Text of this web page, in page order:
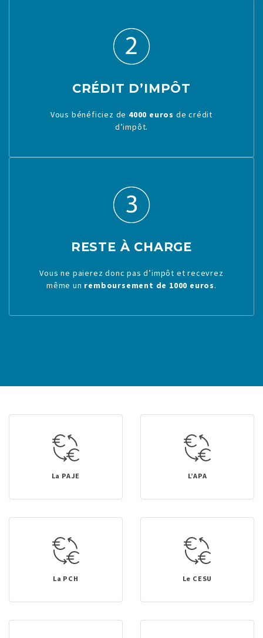
CRÉDIT D’IMPÔT
Vous bénéficiez de 4000 euros de crédit
d’impôt.
RESTE À CHARGE
Vous ne paierez donc pas d’impôt et recevrez
même un remboursement de 1000 euros.
La PAJE L’APA
La PCH Le CESU